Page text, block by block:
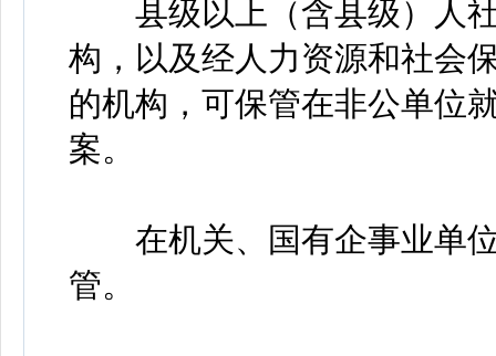
县级以上（含县级）人社
构，以及经人力资源和社会
的机构，可保管在非公单位
案。
在机关、国有企事业单位
管。